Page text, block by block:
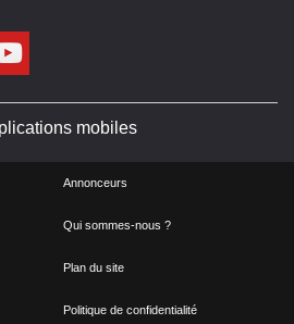
mobiles
Annonceurs
Qui sommes-nous ?
Plan du site
Politique de confidentialité